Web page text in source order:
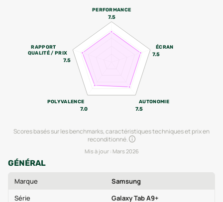
PERFORMANCE
7.5
ÉCRAN
7.5
AUTONOMIE
7.5
POLYVALENCE
7.0
RAPPORT
QUALITÉ / PRIX
7.5
Scores basés sur les benchmarks, caractéristiques techniques et prix en
reconditionné.
Mis à jour : Mars 2026
GÉNÉRAL
Marque
Samsung
Série
Galaxy Tab A9+